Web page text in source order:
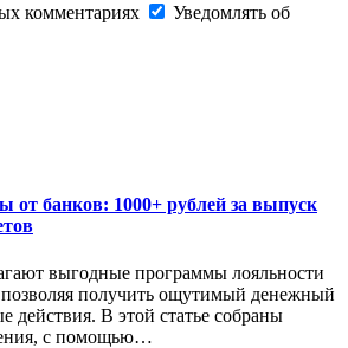
комментариях
Уведомлять об
от банков: 1000+ рублей за выпуск
выгодные программы лояльности
получить ощутимый денежный
действия. В этой статье собраны
с помощью…